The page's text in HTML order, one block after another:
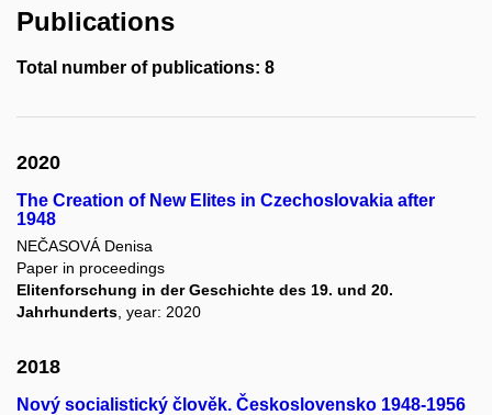
Publications
Total number of publications: 8
2020
The Creation of New Elites in Czechoslovakia after
1948
NEČASOVÁ Denisa
Paper in proceedings
Elitenforschung in der Geschichte des 19. und 20.
Jahrhunderts , year: 2020
2018
Nový socialistický člověk. Československo 1948-1956